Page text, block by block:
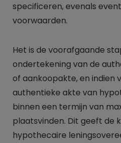
specificeren, evenals
voorwaarden.
Het is de voorafgaande
ondertekening van de
of aankoopakte, en indien
authentieke akte van
binnen een termijn van
plaatsvinden. Dit geeft de
hypothecaire